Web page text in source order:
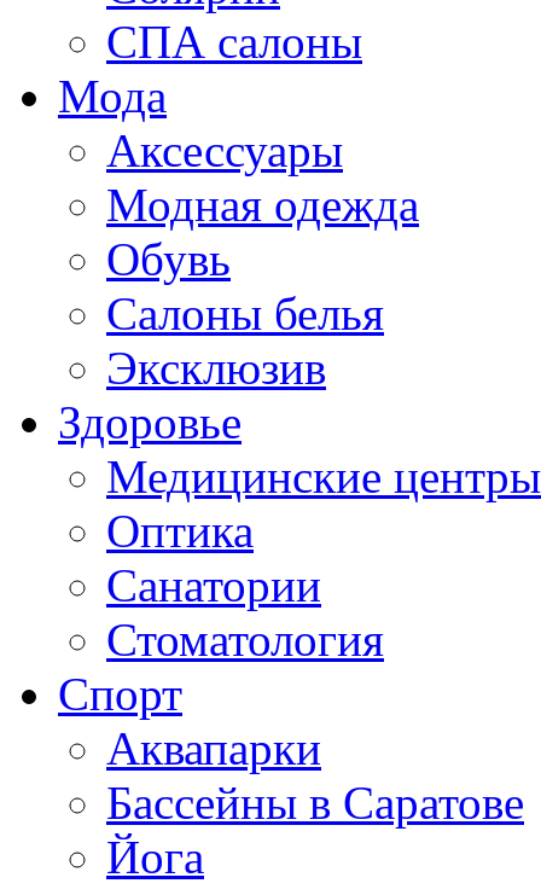
СПА салоны
Мода
Аксессуары
Модная одежда
Обувь
Салоны белья
Эксклюзив
Здоровье
Медицинские центры
Оптика
Санатории
Стоматология
Спорт
Аквапарки
Бассейны в Саратове
Йога